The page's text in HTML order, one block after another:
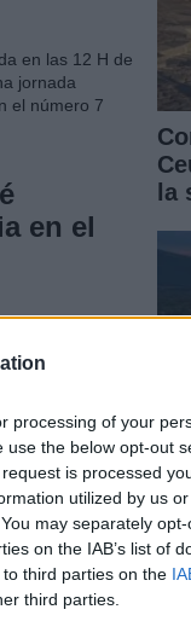
processing of your
the below opt-out
is processed
utilized by us
may separately
on the IAB’s list of
third parties on the
third parties.
en las 12 H de
jornada
el número 7
en el
la
los
común
vídeo)
de
revolución en
de etanol de
la